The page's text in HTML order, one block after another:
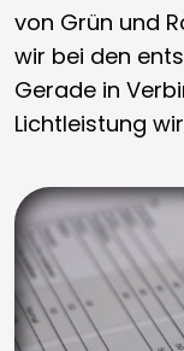
von Grün und
wir bei den
Gerade in
Lichtleistung